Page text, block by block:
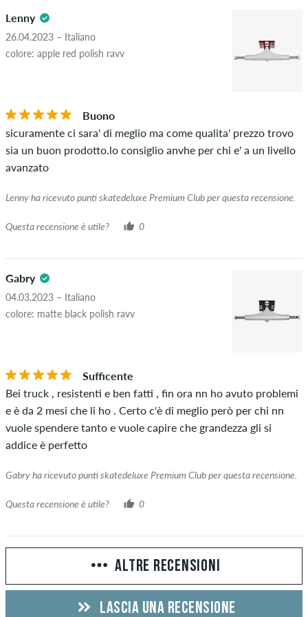
Lenny
26.04.2023 – Italiano
colore: apple red polish ravv
Buono
sicuramente ci sara' di meglio ma come qualita' prezzo trovo
sia un buon prodotto.lo consiglio anvhe per chi e' a un livello
avanzato
Lenny ha ricevuto punti skatedeluxe Premium Club per questa recensione.
Questa recensione è utile? 0
Gabry
04.03.2023 – Italiano
colore: matte black polish ravv
Sufficente
Bei truck , resistenti e ben fatti , fin ora nn ho avuto problemi
e è da 2 mesi che li ho . Certo c'è di meglio però per chi nn
vuole spendere tanto e vuole capire che grandezza gli si
addice è perfetto
Gabry ha ricevuto punti skatedeluxe Premium Club per questa recensione.
Questa recensione è utile? 0
ALTRE RECENSIONI
LASCIA UNA RECENSIONE